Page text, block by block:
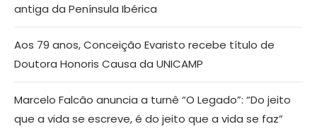
antiga da Península Ibérica
Aos 79 anos, Conceição Evaristo recebe título de
Doutora Honoris Causa da UNICAMP
Marcelo Falcão anuncia a turnê “O Legado”: “Do jeito
que a vida se escreve, é do jeito que a vida se faz”